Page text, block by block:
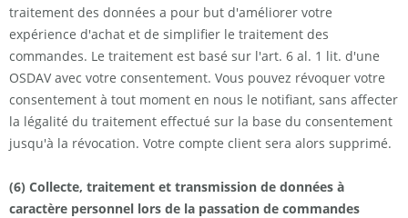
traitement des données a pour but d'améliorer votre
expérience d'achat et de simplifier le traitement des
commandes. Le traitement est basé sur l'art. 6 al. 1 lit. d'une
OSDAV avec votre consentement. Vous pouvez révoquer votre
consentement à tout moment en nous le notifiant, sans affecter
la légalité du traitement effectué sur la base du consentement
jusqu'à la révocation. Votre compte client sera alors supprimé.
(6) Collecte, traitement et transmission de données à
caractère personnel lors de la passation de commandes